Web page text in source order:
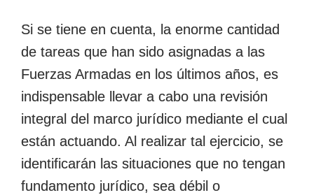
Si se tiene en cuenta, la enorme cantidad
de tareas que han sido asignadas a las
Fuerzas Armadas en los últimos años, es
indispensable llevar a cabo una revisión
integral del marco jurídico mediante el cual
están actuando. Al realizar tal ejercicio, se
identificarán las situaciones que no tengan
fundamento jurídico, sea débil o